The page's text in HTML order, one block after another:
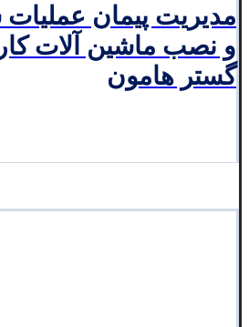
مدیریت پیمان
و نصب ماشین آلات
گستر هامون